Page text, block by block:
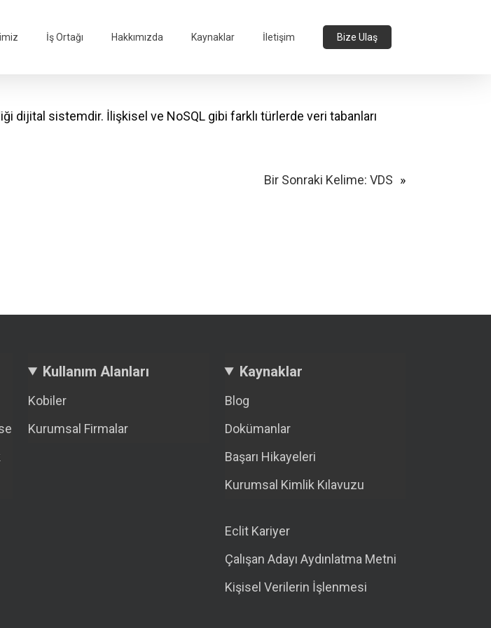
İş Ortağı Hakkımızda Kaynaklar İletişim Bize Ulaş
dijital sistemdir. İlişkisel ve NoSQL gibi farklı türlerde veri tabanları
Bir Sonraki Kelime: VDS »
Kullanım Alanları
Kobiler
Kurumsal Firmalar
Kaynaklar
Blog
Dokümanlar
Başarı Hikayeleri
Kurumsal Kimlik Kılavuzu
Eclit Kariyer
Çalışan Adayı Aydınlatma Metni
Kişisel Verilerin İşlenmesi